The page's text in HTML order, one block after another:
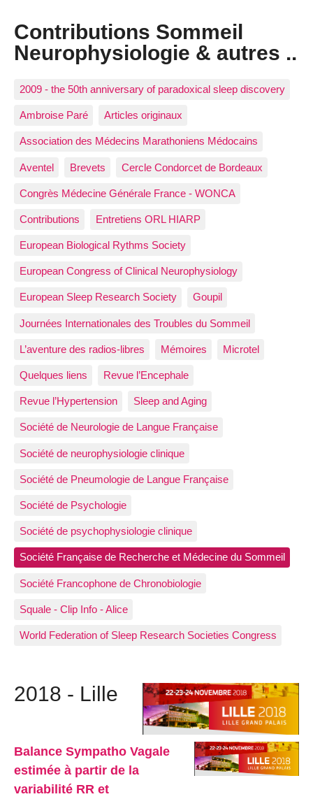
Contributions Sommeil
Neurophysiologie & autres ..
2009 - the 50th anniversary of paradoxical sleep discovery
Ambroise Paré Articles originaux
Association des Médecins Marathoniens Médocains
Aventel Brevets Cercle Condorcet de Bordeaux
Congrès Médecine Générale France - WONCA
Contributions Entretiens ORL HIARP
European Biological Rythms Society
European Congress of Clinical Neurophysiology
European Sleep Research Society Goupil
Journées Internationales des Troubles du Sommeil
L’aventure des radios-libres Mémoires Microtel
Quelques liens Revue l’Encephale
Revue l’Hypertension Sleep and Aging
Société de Neurologie de Langue Française
Société de neurophysiologie clinique
Société de Pneumologie de Langue Française
Société de Psychologie
Société de psychophysiologie clinique
Société Française de Recherche et Médecine du Sommeil
Société Francophone de Chronobiologie
Squale - Clip Info - Alice
World Federation of Sleep Research Societies Congress
2018 - Lille
Balance Sympatho Vagale
estimée à partir de la
variabilité RR et